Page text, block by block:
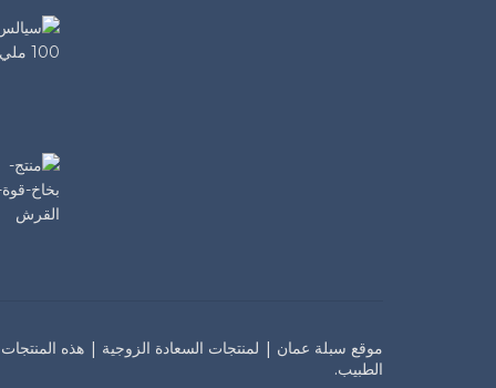
موقع سبلة عمان | لمنتجات السعادة الزوجية | هذه
الطبيب.